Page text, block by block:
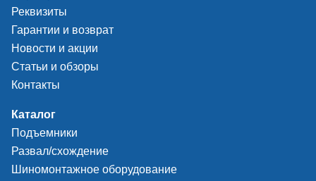
Реквизиты
Гарантии и возврат
Новости и акции
Статьи и обзоры
Контакты
Каталог
Подъемники
Развал/схождение
Шиномонтажное оборудование